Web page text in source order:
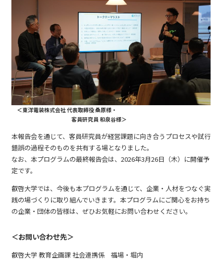
＜東洋電装株式会社 代表取締役 桑原様・
客員研究員 和泉谷様＞
本報告会を通じて、客員研究員が経営課題に向き合うプロセスや試行
錯誤の過程そのものを共有する場となりました。
なお、本プログラムの最終報告会は、2026年3月26日（木）に開催予
定です。
叡啓大学では、今後も本プログラムを通じて、企業・人材をつなぐ実
践の場づくりに取り組んでいきます。本プログラムにご関心をお持ち
の企業・団体の皆様は、ぜひお気軽にお問い合わせください。
＜お問い合わせ先＞
叡啓大学 教育企画課 社会連携係 福場・堀内